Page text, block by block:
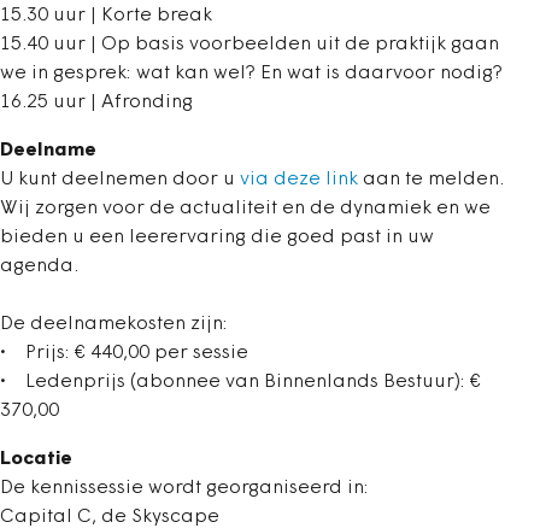
15.30 uur | Korte break
15.40 uur | Op basis voorbeelden uit de praktijk gaan
we in gesprek: wat kan wel? En wat is daarvoor nodig?
16.25 uur | Afronding
Deelname
U kunt deelnemen door u via deze link aan te melden.
Wij zorgen voor de actualiteit en de dynamiek en we
bieden u een leerervaring die goed past in uw
agenda.
De deelnamekosten zijn:
• Prijs: € 440,00 per sessie
• Ledenprijs (abonnee van Binnenlands Bestuur): €
370,00
Locatie
De kennissessie wordt georganiseerd in:
Capital C, de Skyscape